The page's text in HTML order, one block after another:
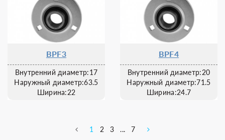
BPF3
Внутренний диаметр:17
Наружный диаметр:63.5
Ширина:22
BPF4
Внутренний диаметр:20
Наружный диаметр:71.5
Ширина:24.7
1 2 3 ... 7